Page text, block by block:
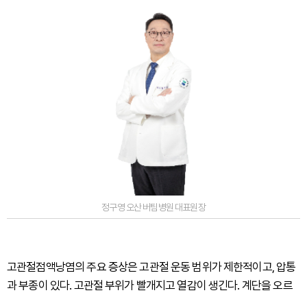
정구영 오산 버팀병원 대표원장
고관절점액낭염의 주요 증상은 고관절 운동 범위가 제한적이고, 압통
과 부종이 있다. 고관절 부위가 빨개지고 열감이 생긴다. 계단을 오르